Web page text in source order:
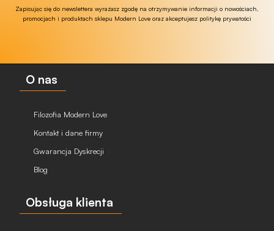
Zapisując się do newslettera wyrażasz zgodę na otrzymywanie informacji o nowościach,
promocjach i produktach sklepu Modern Love oraz akceptujesz politykę prywatości
O nas
Filozofia Modern Love
Kontakt i dane firmy
Gwarancja Dyskrecji
Blog
Obsługa klienta